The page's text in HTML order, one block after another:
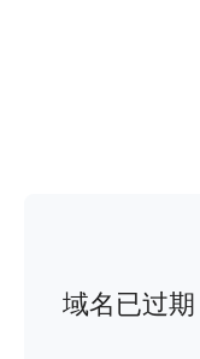
域名已过